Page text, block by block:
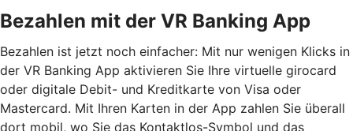
Bezahlen mit der VR Banking App
Bezahlen ist jetzt noch einfacher: Mit nur wenigen Klicks in
der VR Banking App aktivieren Sie Ihre virtuelle girocard
oder digitale Debit- und Kreditkarte von Visa oder
Mastercard. Mit Ihren Karten in der App zahlen Sie überall
dort mobil, wo Sie das Kontaktlos-Symbol und das